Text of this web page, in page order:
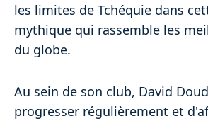
les limites de Tchéquie dans
mythique qui rassemble les
du globe.
Au sein de son club, David
progresser régulièrement et